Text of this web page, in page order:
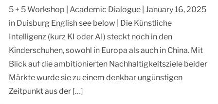
5 + 5 Workshop | Academic Dialogue | January 16, 2025
in Duisburg English see below | Die Künstliche
Intelligenz (kurz KI oder AI) steckt noch in den
Kinderschuhen, sowohl in Europa als auch in China. Mit
Blick auf die ambitionierten Nachhaltigkeitsziele beider
Märkte wurde sie zu einem denkbar ungünstigen
Zeitpunkt aus der […]